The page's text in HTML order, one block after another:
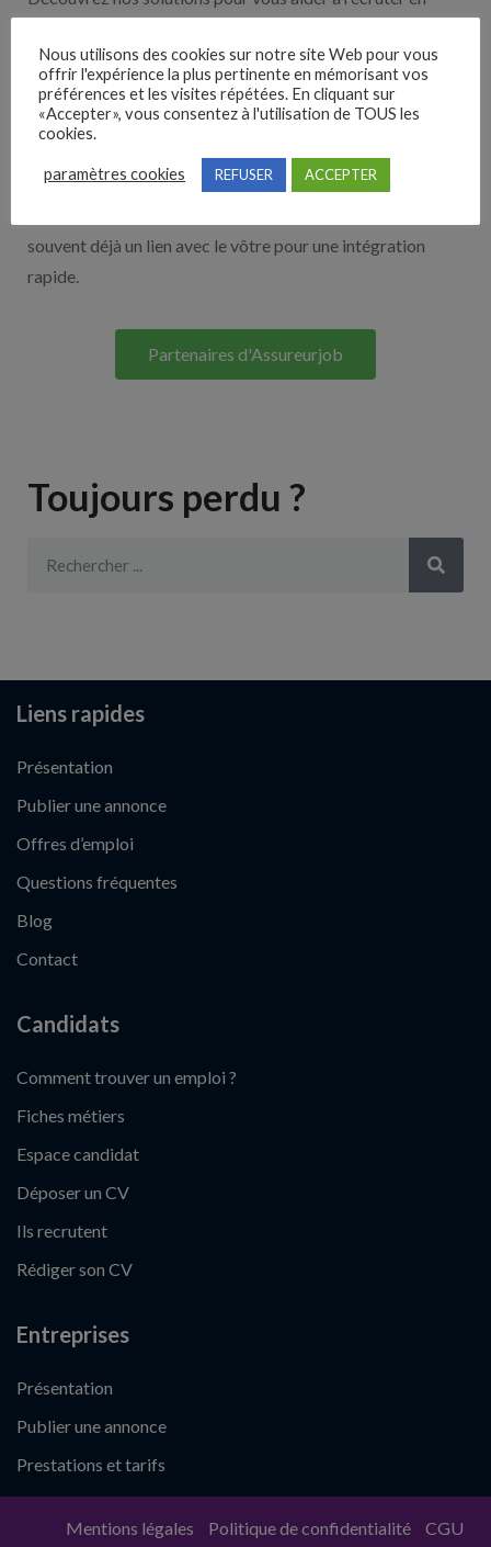
Nos solutions entreprises
Découvrez nos partenaires ! Moteurs de recherches,
multidiffuseurs, sites payant… nombreux sont nos
souvent déjà un lien avec le vôtre pour une intégration
rapide.
Partenaires d'Assureurjob
Toujours perdu ?
Liens rapides
Présentation
Publier une annonce
Offres d’emploi
Questions fréquentes
Blog
Contact
Candidats
Comment trouver un emploi ?
Fiches métiers
Espace candidat
Déposer un CV
Ils recrutent
Rédiger son CV
Entreprises
Présentation
Publier une annonce
Prestations et tarifs
Mentions légales Politique de confidentialité CGU
Nous utilisons des cookies sur notre site Web pour vous
offrir l'expérience la plus pertinente en mémorisant vos
préférences et les visites répétées. En cliquant sur
«Accepter», vous consentez à l'utilisation de TOUS les
cookies.
paramètres cookies REFUSER ACCEPTER